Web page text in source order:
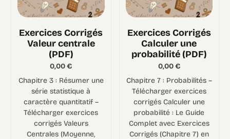
Exercices Corrigés
Valeur centrale
(PDF)
0,00€
Chapitre 3 : Résumer une
série statistique à
caractère quantitatif –
Télécharger exercices
corrigés Valeurs
Centrales (Moyenne,
Exercices Corrigés
Calculer une
probabilité (PDF)
0,00€
Chapitre 7 : Probabilités –
Télécharger exercices
corrigés Calculer une
probabilité : Le Guide
Complet avec Exercices
Corrigés (Chapitre 7) en